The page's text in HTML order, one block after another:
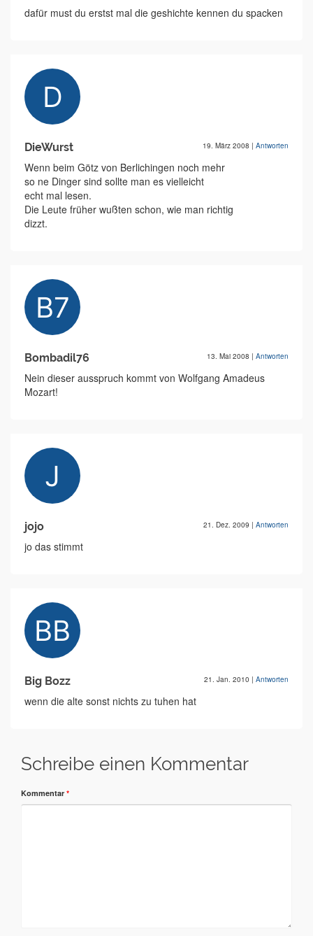
dafür must du erstst mal die geshichte kennen du spacken
DieWurst 19. März 2008 | Antworten
Wenn beim Götz von Berlichingen noch mehr
so ne Dinger sind sollte man es vielleicht
echt mal lesen.
Die Leute früher wußten schon, wie man richtig
dizzt.
Bombadil76 13. Mai 2008 | Antworten
Nein dieser ausspruch kommt von Wolfgang Amadeus
Mozart!
jojo 21. Dez. 2009 | Antworten
jo das stimmt
Big Bozz 21. Jan. 2010 | Antworten
wenn die alte sonst nichts zu tuhen hat
Schreibe einen Kommentar
Kommentar *